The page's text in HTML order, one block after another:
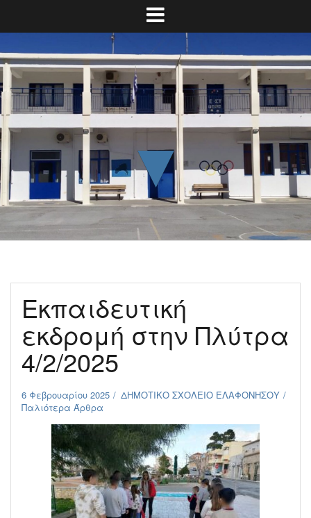
▼
Εκπαιδευτική
εκδρομή στην Πλύτρα
4/2/2025
6 Φεβρουαρίου 2025
ΔΗΜΟΤΙΚΟ ΣΧΟΛΕΙΟ ΕΛΑΦΟΝΗΣΟΥ
Παλιότερα Άρθρα